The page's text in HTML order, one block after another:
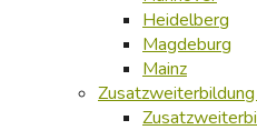
Heidelberg
Magdeburg
Mainz